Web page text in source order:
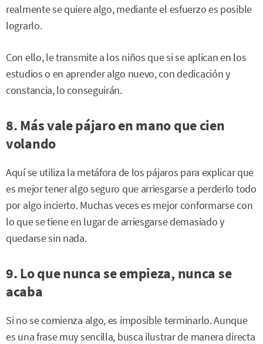
realmente se quiere algo, mediante el esfuerzo es posible
lograrlo.
Con ello, le transmite a los niños que si se aplican en los
estudios o en aprender algo nuevo, con dedicación y
constancia, lo conseguirán.
8. Más vale pájaro en mano que cien
volando
Aquí se utiliza la metáfora de los pájaros para explicar que
es mejor tener algo seguro que arriesgarse a perderlo todo
por algo incierto. Muchas veces es mejor conformarse con
lo que se tiene en lugar de arriesgarse demasiado y
quedarse sin nada.
9. Lo que nunca se empieza, nunca se
acaba
Si no se comienza algo, es imposible terminarlo. Aunque
es una frase muy sencilla, busca ilustrar de manera directa